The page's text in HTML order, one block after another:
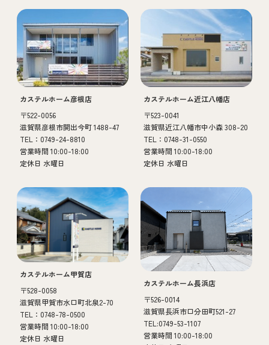
カステルホーム彦根店
〒522-0056
滋賀県彦根市開出今町 1488-47
TEL：0749-24-8810
営業時間 10:00-18:00
定休日 水曜日
カステルホーム近江八幡店
〒523-0041
滋賀県近江八幡市中小森 308-20
TEL：0748-31-0550
営業時間 10:00-18:00
定休日 水曜日
カステルホーム甲賀店
〒528-0058
滋賀県甲賀市水口町北泉2-70
TEL：0748-78-0500
営業時間 10:00-18:00
定休日 水曜日
カステルホーム長浜店
〒526-0014
滋賀県長浜市口分田町521-27
TEL:0749-53-1107
営業時間 10:00-18:00